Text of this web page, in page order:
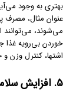
بهتری به وجود
عنوان مثال، مصرف
می‌شوند،
خوردن بی‌رویه غذا
اشتها، کنترل وزن
۵. افزایش سلامت پوست، مو و ناخن‌ها